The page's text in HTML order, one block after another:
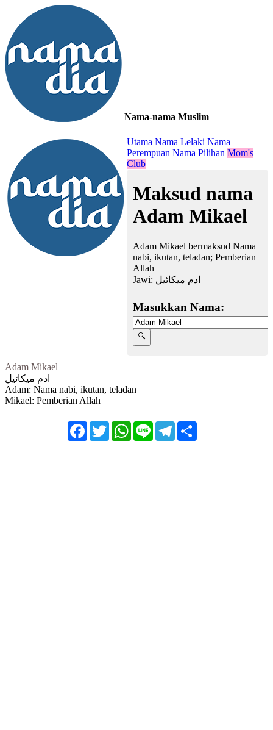
Nama-nama Muslim
Utama Nama Lelaki Nama
Perempuan Nama Pilihan Mom's
Club
Maksud nama
Adam Mikael
Adam Mikael bermaksud Nama
nabi, ikutan, teladan; Pemberian
Allah
Jawi: ادم ميكائيل
Masukkan Nama:
Adam Mikael
ادم ميكائيل
Adam: Nama nabi, ikutan, teladan
Mikael: Pemberian Allah
FacebookTwitterWhatsApp
Line Telegram